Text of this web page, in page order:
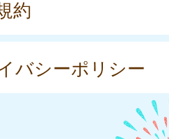
約
バシーポリシー